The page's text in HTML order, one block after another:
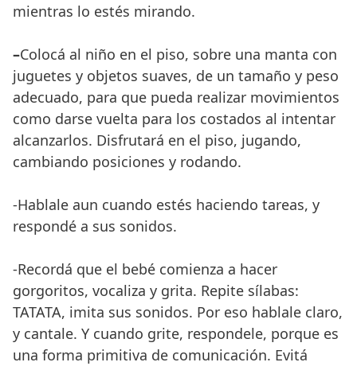
mientras lo estés mirando.
–Colocá al niño en el piso, sobre una manta con
juguetes y objetos suaves, de un tamaño y peso
adecuado, para que pueda realizar movimientos
como darse vuelta para los costados al intentar
alcanzarlos. Disfrutará en el piso, jugando,
cambiando posiciones y rodando.
-Hablale aun cuando estés haciendo tareas, y
respondé a sus sonidos.
-Recordá que el bebé comienza a hacer
gorgoritos, vocaliza y grita. Repite sílabas:
TATATA, imita sus sonidos. Por eso hablale claro,
y cantale. Y cuando grite, respondele, porque es
una forma primitiva de comunicación. Evitá